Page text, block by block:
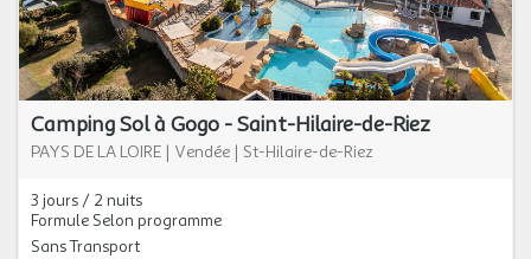
Camping Sol à Gogo - Saint-Hilaire-de-Riez
PAYS DE LA LOIRE | Vendée | St-Hilaire-de-Riez
3 jours / 2 nuits
Formule Selon programme
Sans Transport